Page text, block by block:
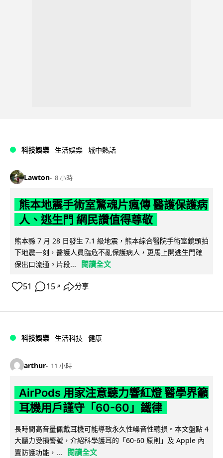
科技娛樂 生活娛樂 城中熱話
Lawton 8 小時
熊本地震手術室驚魂片瘋傳 醫護保護病
人、逃生門 網民讚值得尊敬
熊本縣 7 月 28 日發生 7.1 級地震，熊本綜合醫院手術室鏡頭拍
下地震一刻，醫護人員臨危不亂保護病人，更馬上開逃生門確
保出口流通。片段...
閱讀全文
51 15 ↗ 分享
科技娛樂 生活科技 健康
arthur 11 小時
AirPods 用家注意聽力響紅燈 醫學界籲
耳機用戶謹守「60-60」鐵律
長時間高音量佩戴耳機可能導致永久性噪音性聽損。本文盤點 4
大聽力受損警號，介紹科學護耳的「60-60 原則」及 Apple 內
置防護功能，...
閱讀全文